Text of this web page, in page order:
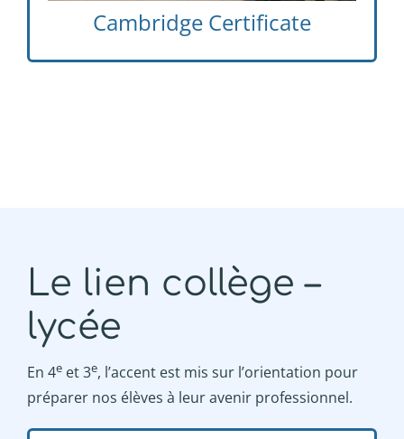
Cambridge Certificate
Le lien collège –
lycée
En 4eet 3e, l’accent est mis sur l’orientation pour
préparer nos élèves à leur avenir professionnel.